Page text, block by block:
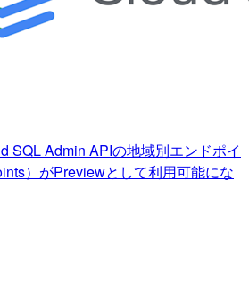
SQL Admin APIの地域別エンドポイ
）がPreviewとして利用可能にな